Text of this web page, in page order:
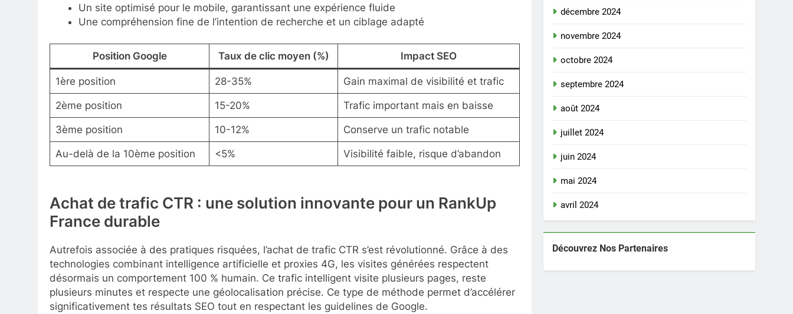
Un site optimisé pour le mobile, garantissant une expérience fluide
Une compréhension fine de l’intention de recherche et un ciblage adapté
Position Google Taux de clic moyen (%) Impact SEO
1ère position 28-35% Gain maximal de visibilité et trafic
2ème position 15-20% Trafic important mais en baisse
3ème position 10-12% Conserve un trafic notable
Au-delà de la 10ème position <5% Visibilité faible, risque d’abandon
Achat de trafic CTR : une solution innovante pour un RankUp
France durable
Autrefois associée à des pratiques risquées, l’achat de trafic CTR s’est révolutionné. Grâce à des
technologies combinant intelligence artificielle et proxies 4G, les visites générées respectent
désormais un comportement 100 % humain. Ce trafic intelligent visite plusieurs pages, reste
plusieurs minutes et respecte une géolocalisation précise. Ce type de méthode permet d’accélérer
significativement tes résultats SEO tout en respectant les guidelines de Google.
décembre 2024
novembre 2024
octobre 2024
septembre 2024
août 2024
juillet 2024
juin 2024
mai 2024
avril 2024
Découvrez Nos Partenaires